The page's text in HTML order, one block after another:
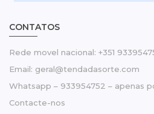
CONTATOS
Rede movel nacional: +351
Email: geral@tendadasorte.com
Whatsapp – 933954752 – apenas
Contacte-nos